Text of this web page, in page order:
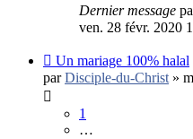
Dernier message
ven. 28 févr. 2020
Un mariage 100% halal
parDisciple-du-Christ »
1
…